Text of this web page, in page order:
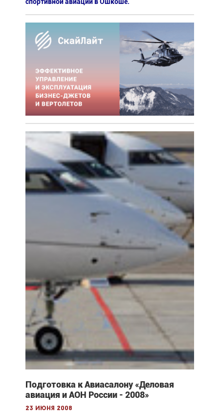
Подготовка к Авиасалону «Деловая
авиация и АОН России - 2008»
23 июня 2008